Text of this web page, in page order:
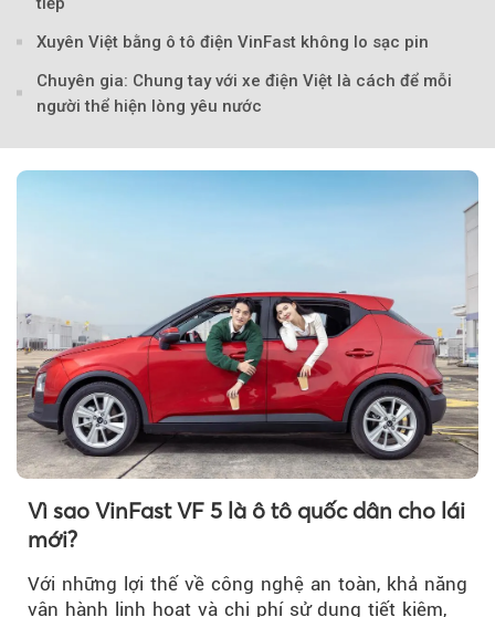
Xuyên Việt bằng ô tô điện VinFast không lo sạc pin
Chuyên gia: Chung tay với xe điện Việt là cách để mỗi
người thể hiện lòng yêu nước
Vì sao VinFast VF 5 là ô tô quốc dân cho lái
mới?
Với những lợi thế về công nghệ an toàn, khả năng
vận hành linh hoạt và chi phí sử dụng tiết kiệm,